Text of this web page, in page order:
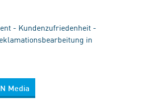
- Kundenzufriedenheit -
in
Media